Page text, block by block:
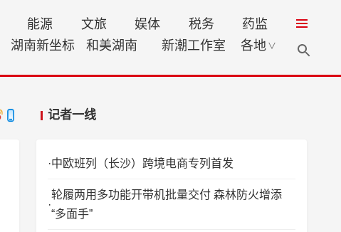
能源 文旅 娱体 税务
药监
湖南新坐标 和美湖南 新潮工作室 各地 ∨
记者一线
中欧班列（长沙）跨境电商专列首发
轮履两用多功能开带机批量交付 森林防火增添
“多面手”